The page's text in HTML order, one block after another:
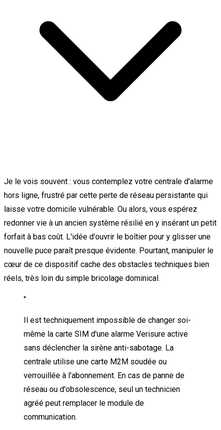
Je le vois souvent : vous contemplez votre centrale d'alarme
hors ligne, frustré par cette perte de réseau persistante qui
laisse votre domicile vulnérable. Ou alors, vous espérez
redonner vie à un ancien système résilié en y insérant un petit
forfait à bas coût. L'idée d'ouvrir le boîtier pour y glisser une
nouvelle puce paraît presque évidente. Pourtant, manipuler le
cœur de ce dispositif cache des obstacles techniques bien
réels, très loin du simple bricolage dominical.
"
Il est techniquement impossible de changer soi-
même la carte SIM d'une alarme Verisure active
sans déclencher la sirène anti-sabotage. La
centrale utilise une carte M2M soudée ou
verrouillée à l'abonnement. En cas de panne de
réseau ou d'obsolescence, seul un technicien
agréé peut remplacer le module de
communication.